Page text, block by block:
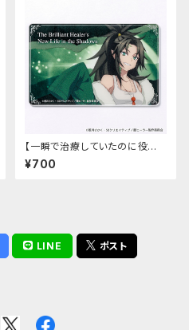
【一瞬で治療していたのに役立
たずと追放された天才治癒師、
闇ヒーラーとして楽しく生きる】
¥700
LINE ポスト